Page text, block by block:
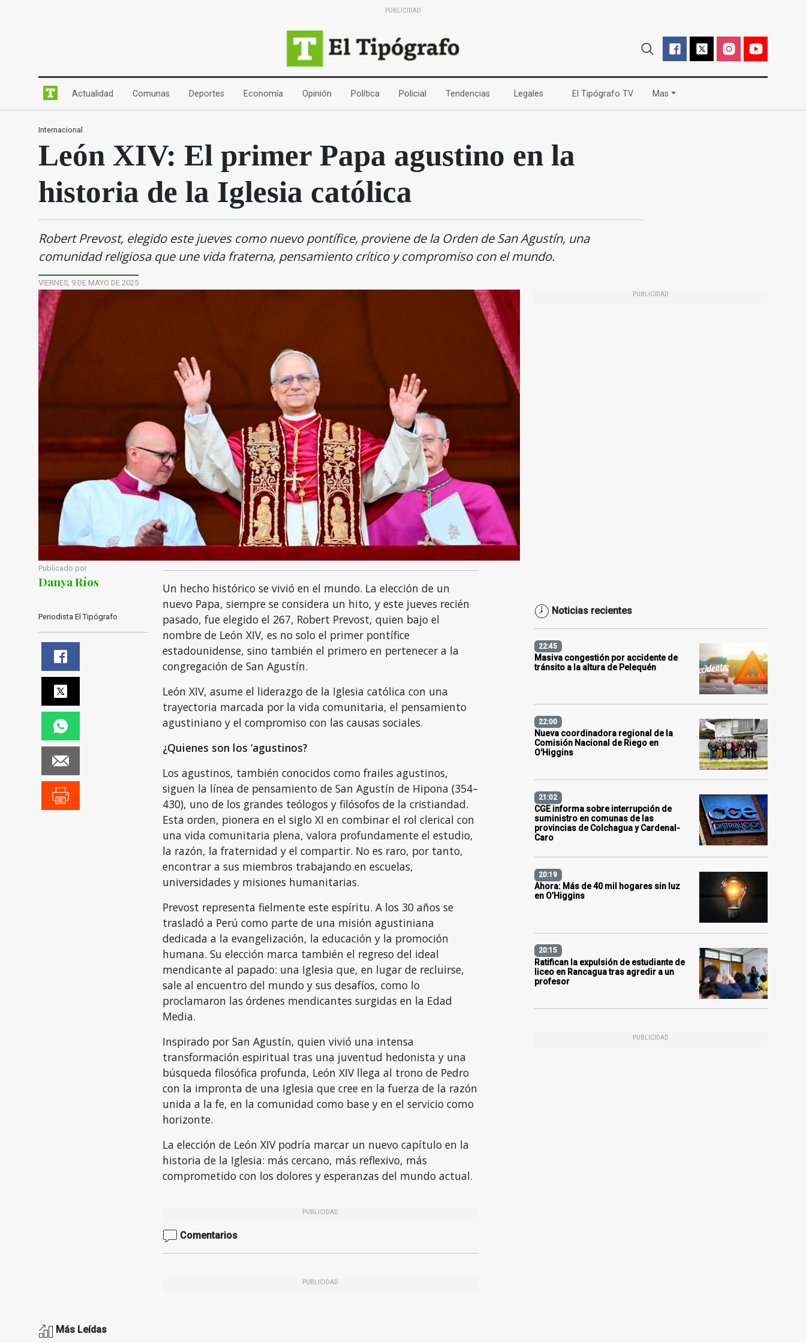
PUBLICIDAD
Actualidad (current)Comunas (current)Deportes (current)Economía (current)Opinión (current)Política (current)Policial (current)Tendencias (current)Legales (current)El Tipógrafo TV(current)
Mas
Internacional
León XIV: El primer Papa agustino en la
historia de la Iglesia católica
Robert Prevost, elegido este jueves como nuevo pontífice, proviene de la Orden de San Agustín, una
comunidad religiosa que une vida fraterna, pensamiento crítico y compromiso con el mundo.
VIERNES, 9 DE MAYO DE 2025
PUBLICIDAD
Publicado por
Danya Ríos
Periodista El Tipógrafo
Un hecho histórico se vivió en el mundo. La elección de un
nuevo Papa, siempre se considera un hito, y este jueves recién
pasado, fue elegido el 267, Robert Prevost, quien bajo el
nombre de León XIV, es no solo el primer pontífice
estadounidense, sino también el primero en pertenecer a la
congregación de San Agustín.
León XIV, asume el liderazgo de la Iglesia católica con una
trayectoria marcada por la vida comunitaria, el pensamiento
agustiniano y el compromiso con las causas sociales.
¿Quienes son los ‘agustinos?
Los agustinos, también conocidos como frailes agustinos,
siguen la línea de pensamiento de San Agustín de Hipona (354–
430), uno de los grandes teólogos y filósofos de la cristiandad.
Esta orden, pionera en el siglo XI en combinar el rol clerical con
una vida comunitaria plena, valora profundamente el estudio,
la razón, la fraternidad y el compartir. No es raro, por tanto,
encontrar a sus miembros trabajando en escuelas,
universidades y misiones humanitarias.
Prevost representa fielmente este espíritu. A los 30 años se
trasladó a Perú como parte de una misión agustiniana
dedicada a la evangelización, la educación y la promoción
humana. Su elección marca también el regreso del ideal
mendicante al papado: una Iglesia que, en lugar de recluirse,
sale al encuentro del mundo y sus desafíos, como lo
proclamaron las órdenes mendicantes surgidas en la Edad
Media.
Inspirado por San Agustín, quien vivió una intensa
transformación espiritual tras una juventud hedonista y una
búsqueda filosófica profunda, León XIV llega al trono de Pedro
con la impronta de una Iglesia que cree en la fuerza de la razón
unida a la fe, en la comunidad como base y en el servicio como
horizonte.
La elección de León XIV podría marcar un nuevo capítulo en la
historia de la Iglesia: más cercano, más reflexivo, más
comprometido con los dolores y esperanzas del mundo actual.
PUBLICIDAD
Comentarios
PUBLICIDAD
Noticias recientes
22:45
Masiva congestión por accidente de
tránsito a la altura de Pelequén
22:00
Nueva coordinadora regional de la
Comisión Nacional de Riego en
O'Higgins
21:02
CGE informa sobre interrupción de
suministro en comunas de las
provincias de Colchagua y Cardenal-
Caro
20:19
Ahora: Más de 40 mil hogares sin luz
en O’Higgins
20:15
Ratifican la expulsión de estudiante de
liceo en Rancagua tras agredir a un
profesor
PUBLICIDAD
Más Leídas